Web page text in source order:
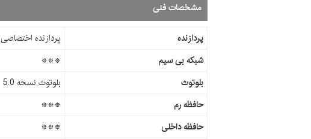
مشخصات فنی
پردازنده
پردازنده اختصاصی
شبکه بی سیم
***
بلوتوث
بلوتوث نسخه 5.0
حافظه رم
***
حافظه داخلی
***